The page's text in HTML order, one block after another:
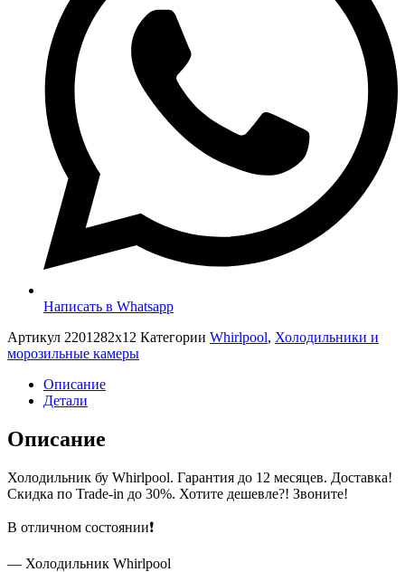
Написать в Whatsapp
Артикул 2201282x12 Категории Whirlpool, Холодильники и
морозильные камеры
Описание
Детали
Описание
Холодильник бу Whirlpool. Гарантия до 12 месяцев. Доставка!
Скидка по Trade-in до 30%. Хотите дешевле?! Звоните!
В отличном состоянии❗
— Холодильник Whirlpool